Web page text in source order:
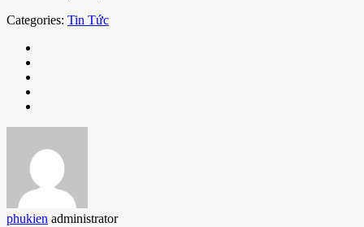
Categories: Tin Tức
phukien administrator